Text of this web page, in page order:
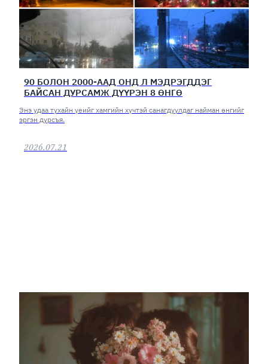
90 БОЛОН 2000-ААД ОНД Л МЭДРЭГДДЭГ
БАЙСАН ДУРСАМЖ ДҮҮРЭН 8 ӨНГӨ
Энэ удаа тухайн үеийг хамгийн хүчтэй санагдуулдаг найман өнгийг
эргэн дурсъя.
2026.07.21